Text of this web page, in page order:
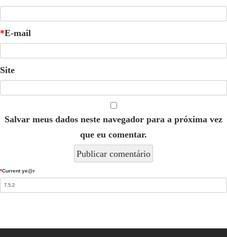
E-mail
*
Site
Salvar meus dados neste navegador para a próxima vez
que eu comentar.
Current ye@r
*